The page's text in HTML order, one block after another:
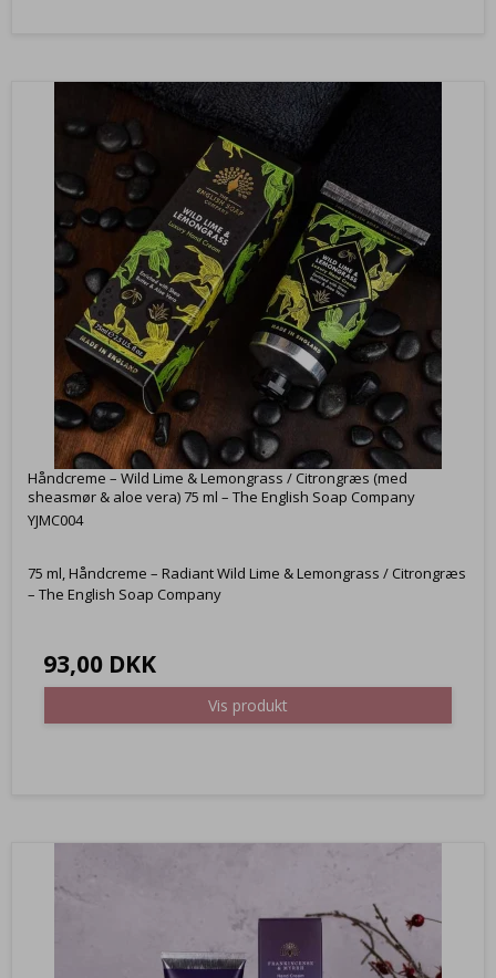
Håndcreme – Wild Lime & Lemongrass / Citrongræs (med
sheasmør & aloe vera) 75 ml – The English Soap Company
YJMC004
75 ml, Håndcreme – Radiant Wild Lime & Lemongrass / Citrongræs
– The English Soap Company
93,00 DKK
Vis produkt